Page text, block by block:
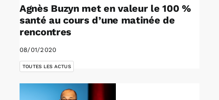
Agnès Buzyn met en valeur le 100 %
santé au cours d’une matinée de
rencontres
08/01/2020
TOUTES LES ACTUS